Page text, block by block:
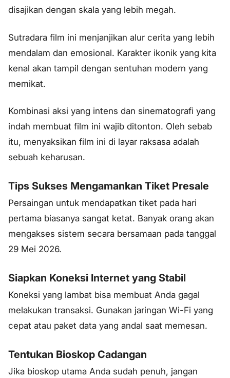
disajikan dengan skala yang lebih megah.
Sutradara film ini menjanjikan alur cerita yang lebih
mendalam dan emosional. Karakter ikonik yang kita
kenal akan tampil dengan sentuhan modern yang
memikat.
Kombinasi aksi yang intens dan sinematografi yang
indah membuat film ini wajib ditonton. Oleh sebab
itu, menyaksikan film ini di layar raksasa adalah
sebuah keharusan.
Tips Sukses Mengamankan Tiket Presale
Persaingan untuk mendapatkan tiket pada hari
pertama biasanya sangat ketat. Banyak orang akan
mengakses sistem secara bersamaan pada tanggal
29 Mei 2026.
Siapkan Koneksi Internet yang Stabil
Koneksi yang lambat bisa membuat Anda gagal
melakukan transaksi. Gunakan jaringan Wi-Fi yang
cepat atau paket data yang andal saat memesan.
Tentukan Bioskop Cadangan
Jika bioskop utama Anda sudah penuh, jangan